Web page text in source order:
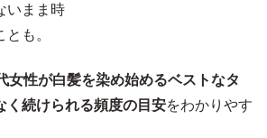
いまま時
も。
女性が白髪を染め始めるベストなタ
く続けられる頻度の目安をわかりやす